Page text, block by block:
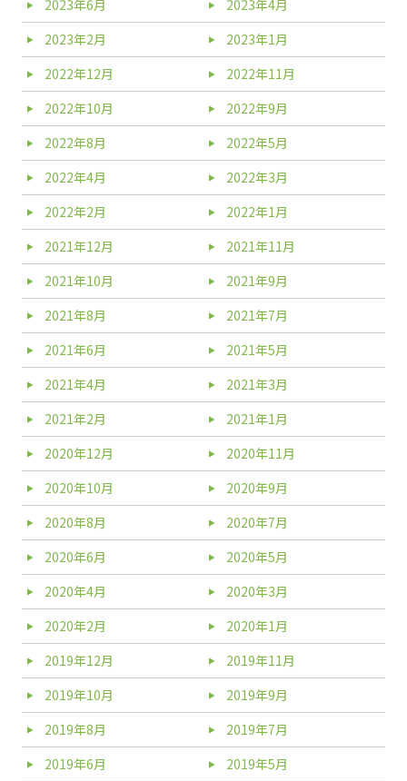
2023年6月
2023年4月
2023年2月
2023年1月
2022年12月
2022年11月
2022年10月
2022年9月
2022年8月
2022年5月
2022年4月
2022年3月
2022年2月
2022年1月
2021年12月
2021年11月
2021年10月
2021年9月
2021年8月
2021年7月
2021年6月
2021年5月
2021年4月
2021年3月
2021年2月
2021年1月
2020年12月
2020年11月
2020年10月
2020年9月
2020年8月
2020年7月
2020年6月
2020年5月
2020年4月
2020年3月
2020年2月
2020年1月
2019年12月
2019年11月
2019年10月
2019年9月
2019年8月
2019年7月
2019年6月
2019年5月